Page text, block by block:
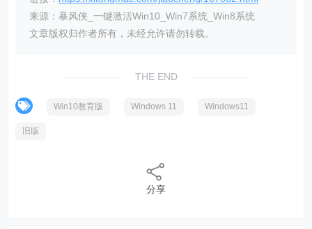
来源：暴风侠_一键激活Win10_Win7系统_Win8系统
文章版权归作者所有，未经允许请勿转载。
THE END
Win10教育版 Windows 11 Windows11
旧版
分享